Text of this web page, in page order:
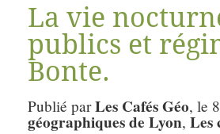
La vie
publics et
Bonte.
Publié parLes Cafés Géo, le
géographiques de Lyon, Les